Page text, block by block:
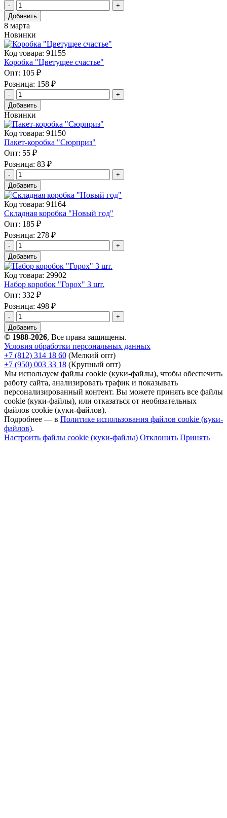
Добавить
8 марта
Новинки
Код товара: 91155
Коробка "Цветущее счастье"
Опт: 105 ₽
Розница: 158 ₽
Добавить
Новинки
Код товара: 91150
Пакет-коробка "Сюрприз"
Опт: 55 ₽
Розница: 83 ₽
Добавить
Код товара: 91164
Складная коробка "Новый год"
Опт: 185 ₽
Розница: 278 ₽
Добавить
Код товара: 29902
Набор коробок "Горох" 3 шт.
Опт: 332 ₽
Розница: 498 ₽
Добавить
© 1988-2026, Все права защищены.
Условия обработки персональных данных
+7 (812) 314 18 60 (Мелкий опт)
+7 (950) 003 33 18 (Крупный опт)
Мы используем файлы cookie (куки-файлы), чтобы обеспечить
работу сайта, анализировать трафик и показывать
персонализированный контент. Вы можете принять все файлы
cookie (куки-файлы), или отказаться от необязательных
файлов cookie (куки-файлов).
Подробнее — в Политике использования файлов cookie (куки-
файлов).
Настроить файлы cookie (куки-файлы) Отклонить Принять